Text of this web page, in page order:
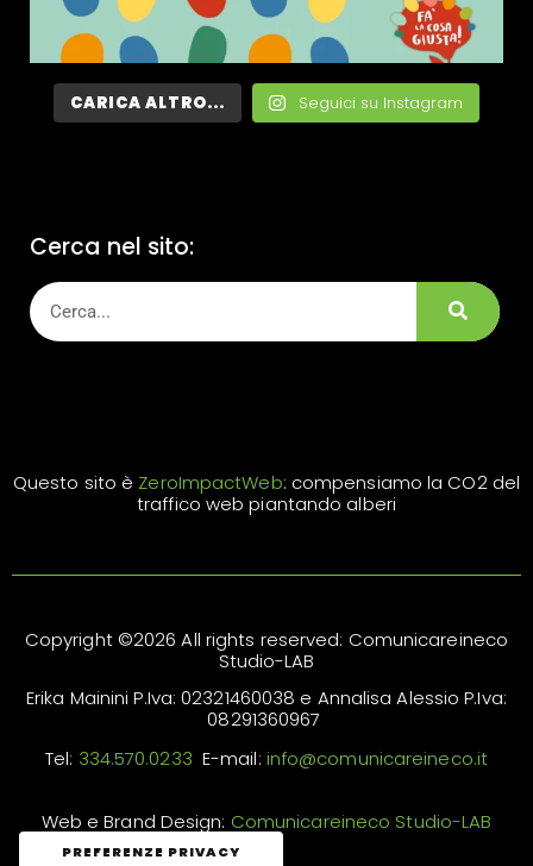
CARICA ALTRO... Seguici su Instagram
Cerca nel sito:
Questo sito è ZeroImpactWeb: compensiamo la CO2 del
traffico web piantando alberi
Copyright ©2026 All rights reserved: Comunicareineco
Studio-LAB
Erika Mainini P.Iva: 02321460038 e Annalisa Alessio P.Iva:
08291360967
Tel: 334.570.0233 E-mail: info@comunicareineco.it
Web e Brand Design: Comunicareineco Studio-LAB